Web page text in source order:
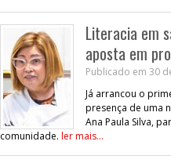
Literacia em
aposta em
Publicado em 30
Já arrancou o
presença de uma
Ana Paula Silva,
comunidade. ler mais...